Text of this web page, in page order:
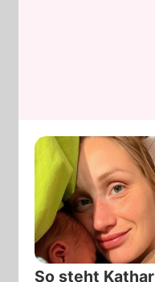
So steht